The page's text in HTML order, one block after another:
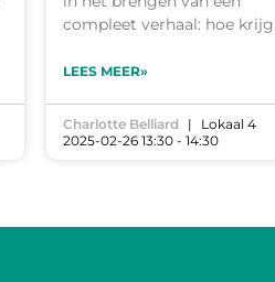
compleet verhaal: hoe
LEES MEER»
Charlotte Belliard
Lokaal 4
2025-02-26 13:30 - 14:30